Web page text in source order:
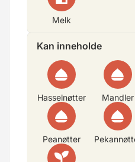
Melk
Kan inneholde
Hasselnøtter Mandler
Peanøtter